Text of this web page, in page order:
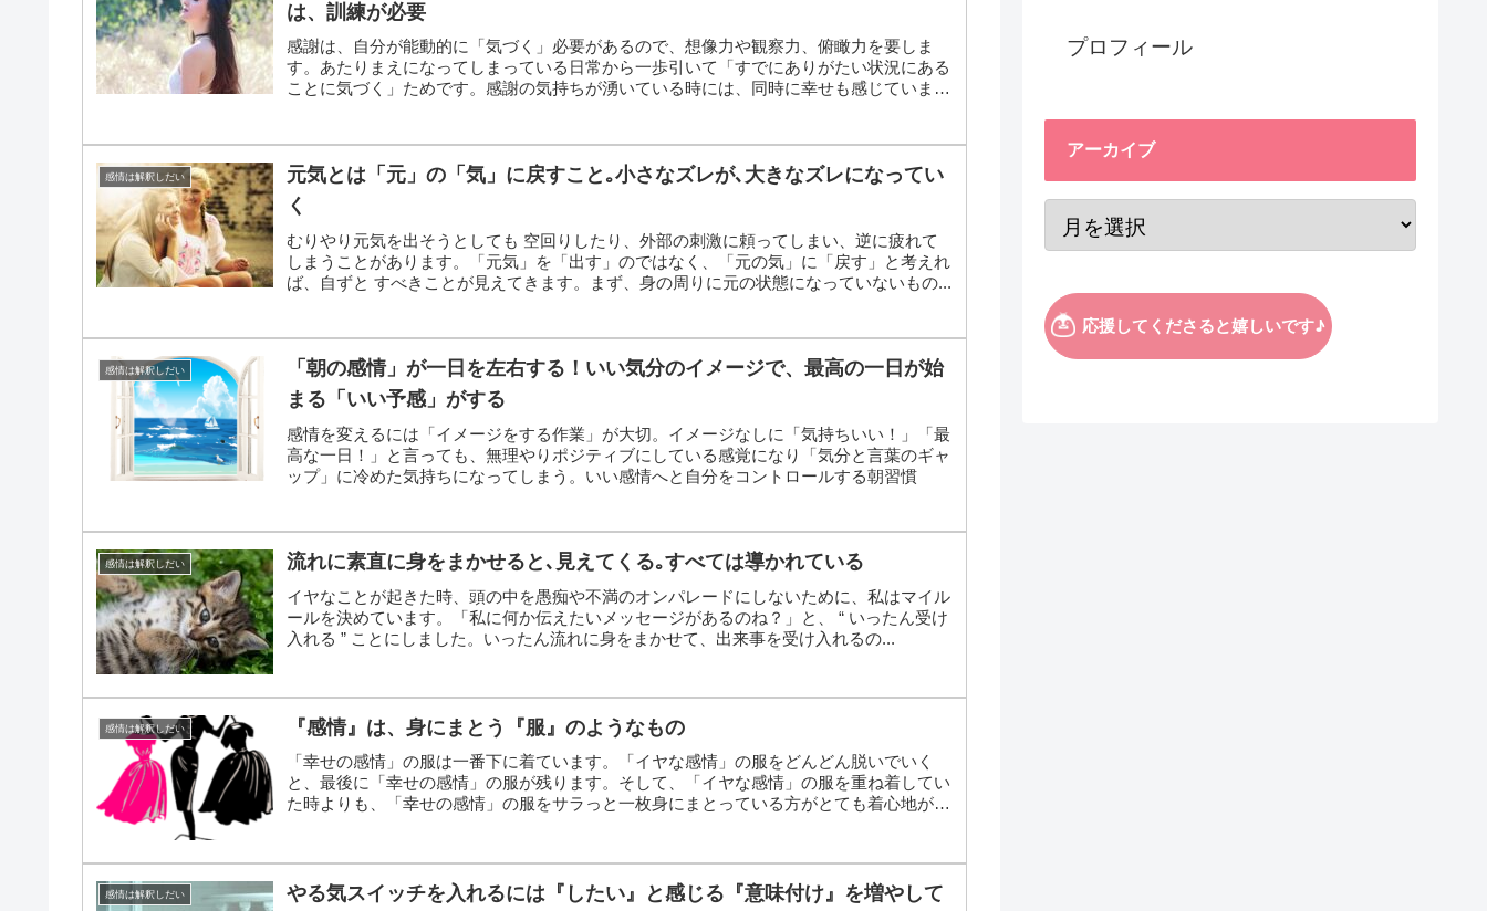
は、訓練が必要
感謝は、自分が能動的に「気づく」必要があるので、想像力や観察力、俯瞰力を要しま
す。あたりまえになってしまっている日常から一歩引いて「すでにありがたい状況にある
ことに気づく」ためです。感謝の気持ちが湧いている時には、同時に幸せも感じていま
感情は解釈しだい
元気とは「元」の「気」に戻すこと｡小さなズレが､大きなズレになってい
く
むりやり元気を出そうとしても 空回りしたり、外部の刺激に頼ってしまい、逆に疲れて
しまうことがあります。「元気」を「出す」のではなく、「元の気」に「戻す」と考えれ
ば、自ずと すべきことが見えてきます。まず、身の周りに元の状態になっていないもの...
感情は解釈しだい
「朝の感情」が一日を左右する！いい気分のイメージで、最高の一日が始
まる「いい予感」がする
感情を変えるには「イメージをする作業」が大切。イメージなしに「気持ちいい！」「最
高な一日！」と言っても、無理やりポジティブにしている感覚になり「気分と言葉のギャ
ップ」に冷めた気持ちになってしまう。いい感情へと自分をコントロールする朝習慣
感情は解釈しだい 流れに素直に身をまかせると､見えてくる｡すべては導かれている
イヤなことが起きた時、頭の中を愚痴や不満のオンパレードにしないために、私はマイル
ールを決めています。「私に何か伝えたいメッセージがあるのね？」と、 “ いったん受け
入れる ” ことにしました。いったん流れに身をまかせて、出来事を受け入れるの...
感情は解釈しだい 『感情』は、身にまとう『服』のようなもの
「幸せの感情」の服は一番下に着ています。「イヤな感情」の服をどんどん脱いでいく
と、最後に「幸せの感情」の服が残ります。そして、「イヤな感情」の服を重ね着してい
た時よりも、「幸せの感情」の服をサラっと一枚身にまとっている方がとても着心地が良
感情は解釈しだい やる気スイッチを入れるには『したい』と感じる『意味付け』を増やして
プロフィール
アーカイブ